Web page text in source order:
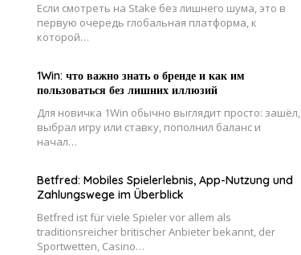
Если смотреть на Stake без лишнего шума, это в
первую очередь глобальная платформа, к
которой…
1Win: что важно знать о бренде и как им
пользоваться без лишних иллюзий
Для новичка 1Win обычно выглядит просто: зашёл,
выбрал игру или ставку, пополнил баланс и
начал…
Betfred: Mobiles Spielerlebnis, App-Nutzung und
Zahlungswege im Überblick
Betfred ist für viele Spieler vor allem als
traditionsreicher britischer Anbieter bekannt, der
Sportwetten, Casino…